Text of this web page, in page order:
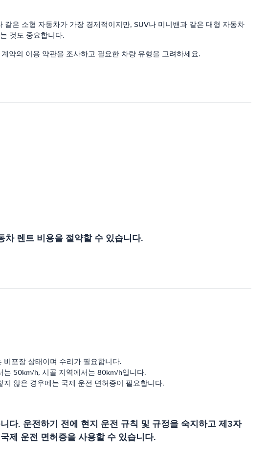
은 소형 자동차가 가장 경제적이지만, SUV나 미니밴과 같은 대형 자동차
것도 중요합니다.
약의 이용 약관을 조사하고 필요한 차량 유형을 고려하세요.
렌트 비용을 절약할 수 있습니다.
포장 상태이며 수리가 필요합니다.
는 50km/h, 시골 지역에서는 80km/h입니다.
않은 경우에는 국제 운전 면허증이 필요합니다.
다. 운전하기 전에 현지 운전 규칙 및 규정을 숙지하고 제3자
제 운전 면허증을 사용할 수 있습니다.